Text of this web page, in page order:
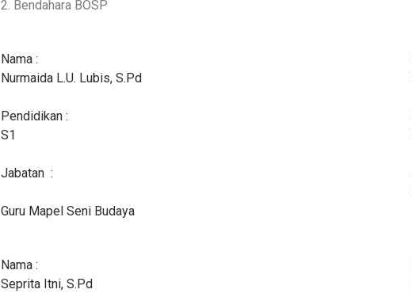
2. Bendahara BOSP
Nama :
Nurmaida L.U. Lubis, S.Pd
Pendidikan :
S1
Jabatan :
Guru Mapel Seni Budaya
Nama :
Seprita Itni, S.Pd